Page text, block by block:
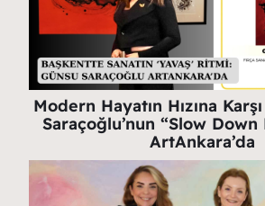
Modern Hayatın Hızına
Saraçoğlu’nun “Slow
ArtAnkara’da